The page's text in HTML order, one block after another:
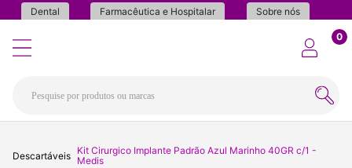
Dental Farmacêutica e Hospitalar Sobre nós
0
Descartáveis Kit Cirurgico Implante Padrão Azul Marinho 40GR c/1 -
Medis